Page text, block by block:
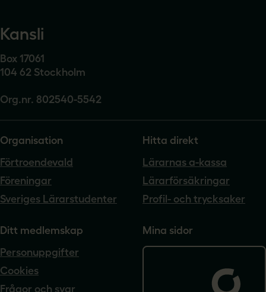
Kansli
Box 17061
104 62 Stockholm
Org.nr. 802540-5542
Organisation
Förtroendevald
Föreningar
Sveriges Lärarstudenter
Hitta direkt
Lärarnas a-kassa
Lärarförsäkringar
Profil- och trycksaker
Ditt medlemskap
Personuppgifter
Cookies
Frågor och svar
Mina sidor